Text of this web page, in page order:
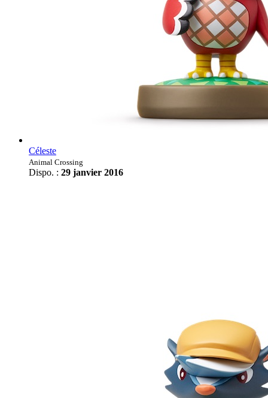
Céleste
Animal Crossing
Dispo. : 29 janvier 2016